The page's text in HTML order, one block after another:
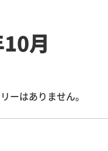
月
ーはありません。